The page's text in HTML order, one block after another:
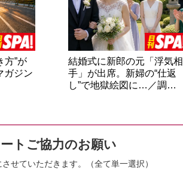
方”が
ガジン
結婚式に新郎の元「浮気相
手」が出席。新婦の“仕返
し”で地獄絵図に…／調…